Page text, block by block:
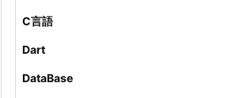
C言語
Dart
DataBase